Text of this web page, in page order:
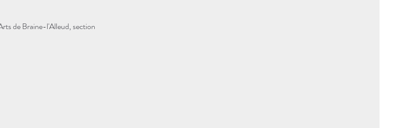
de Braine-l'Alleud, section